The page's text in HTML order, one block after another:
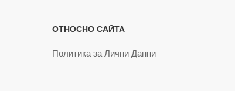
ОТНОСНО САЙТА
Политика за Лични Данни